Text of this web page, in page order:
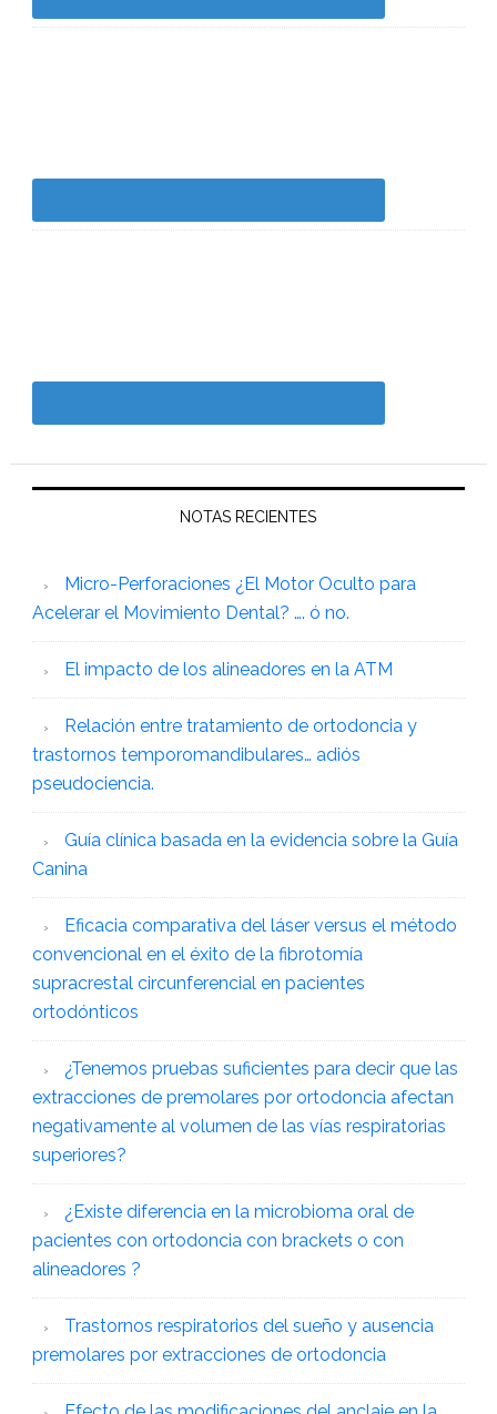
NOTAS RECIENTES
Micro-Perforaciones ¿El Motor Oculto para
Acelerar el Movimiento Dental? …. ó no.
El impacto de los alineadores en la ATM
Relación entre tratamiento de ortodoncia y
trastornos temporomandibulares… adiós
pseudociencia.
Guía clínica basada en la evidencia sobre la Guía
Canina
Eficacia comparativa del láser versus el método
convencional en el éxito de la fibrotomía
supracrestal circunferencial en pacientes
ortodónticos
¿Tenemos pruebas suficientes para decir que las
extracciones de premolares por ortodoncia afectan
negativamente al volumen de las vías respiratorias
superiores?
¿Existe diferencia en la microbioma oral de
pacientes con ortodoncia con brackets o con
alineadores ?
Trastornos respiratorios del sueño y ausencia
premolares por extracciones de ortodoncia